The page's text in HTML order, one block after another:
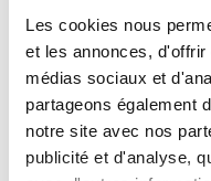
Les cookies nous
et les annonces,
médias sociaux et
partageons également
notre site avec nos
publicité et d'analyse,
INSCRIVEZ-VOUS
Prénom:
Nom:
Adresse e-mail: